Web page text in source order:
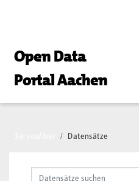
Open Data
Portal Aachen
Datensätze